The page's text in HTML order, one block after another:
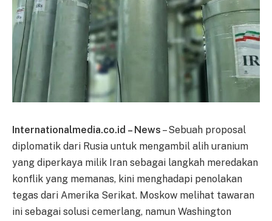
Internationalmedia.co.id – News – Sebuah proposal
diplomatik dari Rusia untuk mengambil alih uranium
yang diperkaya milik Iran sebagai langkah meredakan
konflik yang memanas, kini menghadapi penolakan
tegas dari Amerika Serikat. Moskow melihat tawaran
ini sebagai solusi cemerlang, namun Washington